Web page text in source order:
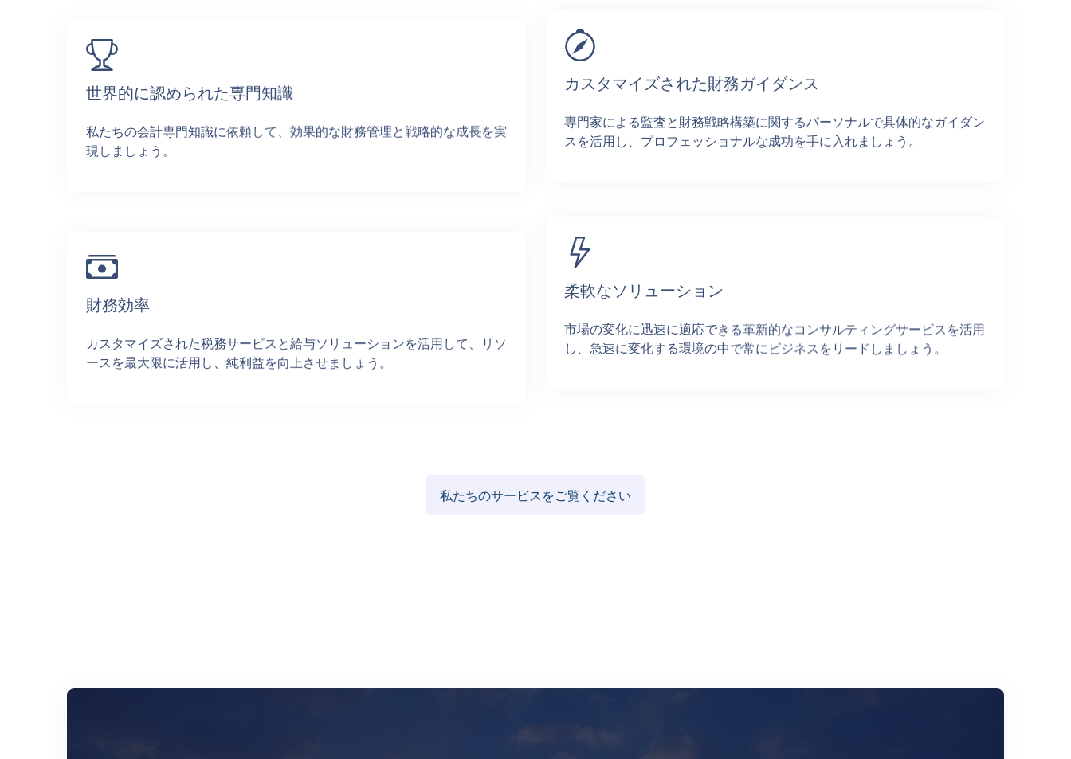
世界的に認められた専門知識
私たちの会計専門知識に依頼して、効果的な財務管理と戦略的な成長を実
現しましょう。
カスタマイズされた財務ガイダンス
専門家による監査と財務戦略構築に関するパーソナルで具体的なガイダン
スを活用し、プロフェッショナルな成功を手に入れましょう。
財務効率
カスタマイズされた税務サービスと給与ソリューションを活用して、リソ
ースを最大限に活用し、純利益を向上させましょう。
柔軟なソリューション
市場の変化に迅速に適応できる革新的なコンサルティングサービスを活用
し、急速に変化する環境の中で常にビジネスをリードしましょう。
私たちのサービスをご覧ください